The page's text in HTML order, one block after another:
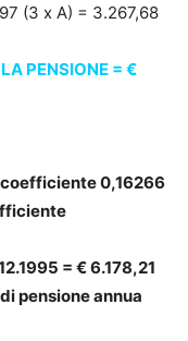
(3 x A) = 3.267,68
PENSIONE = €
0,16266
= € 6.178,21
pensione annua